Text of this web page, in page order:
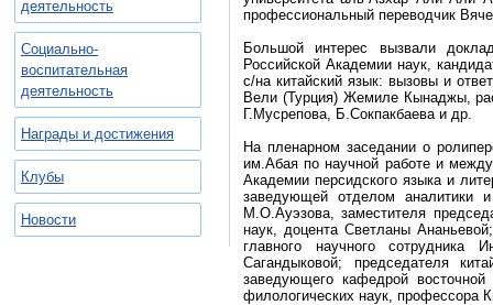
деятельность
Социально-
воспитательная
деятельность
Награды и достижения
Клубы
Новости
профессиональный переводчик
Большой интерес вызвали
Российской Академии наук,
с/на китайский язык: вызовы и
Вели (Турция) Жемиле Кынаджы,
Г.Мусрепова, Б.Сокпакбаева и др.
На пленарном заседании о
им.Абая по научной работе и
Академии персидского языка и
заведующей отделом аналитики
М.О.Ауэзова, заместителя
наук, доцента Светланы
главного научного
Сагандыковой; председателя
заведующего кафедрой
филологических наук, профессора